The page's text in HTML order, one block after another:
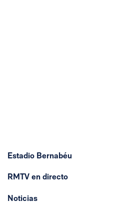
Estadio Bernabéu
RMTV en directo
Noticias